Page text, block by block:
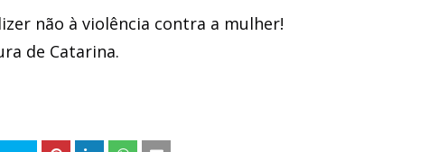
não à violência contra a mulher!
de Catarina.